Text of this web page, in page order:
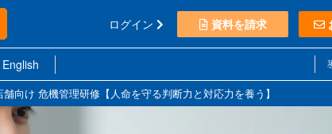
ログイン 資料を請求
舗向け 危機管理研修【人命を守る判断力と対応力を養う】